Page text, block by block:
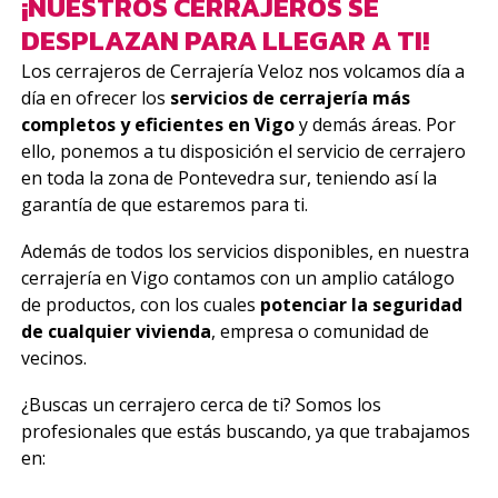
DESPLAZAN PARA LLEGAR A TI!
Los cerrajeros de Cerrajería Veloz nos volcamos día a
día en ofrecer los servicios de cerrajería más
completos y eficientes en Vigoy demás áreas. Por
ello, ponemos a tu disposición el servicio de cerrajero
en toda la zona de Pontevedra sur, teniendo así la
garantía de que estaremos para ti.
Además de todos los servicios disponibles, en nuestra
cerrajería en Vigo contamos con un amplio catálogo
de productos, con los cuales potenciar la seguridad
de cualquier vivienda, empresa o comunidad de
vecinos.
¿Buscas un cerrajero cerca de ti? Somos los
profesionales que estás buscando, ya que trabajamos
en: